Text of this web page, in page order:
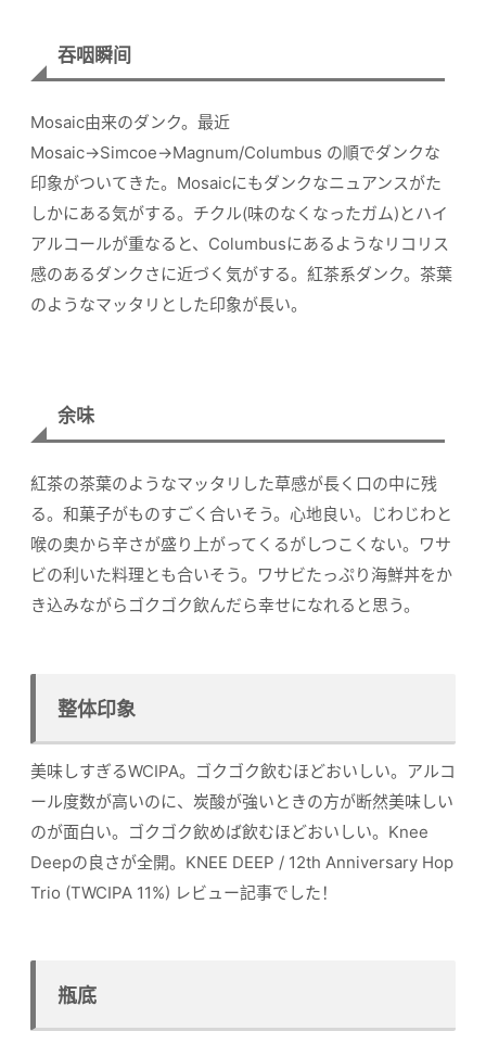
吞咽瞬间
Mosaic由来のダンク。最近
Mosaic→Simcoe→Magnum/Columbus の順でダンクな
印象がついてきた。Mosaicにもダンクなニュアンスがた
しかにある気がする。チクル(味のなくなったガム)とハイ
アルコールが重なると、Columbusにあるようなリコリス
感のあるダンクさに近づく気がする。紅茶系ダンク。茶葉
のようなマッタリとした印象が長い。
余味
紅茶の茶葉のようなマッタリした草感が長く口の中に残
る。和菓子がものすごく合いそう。心地良い。じわじわと
喉の奥から辛さが盛り上がってくるがしつこくない。ワサ
ビの利いた料理とも合いそう。ワサビたっぷり海鮮丼をか
き込みながらゴクゴク飲んだら幸せになれると思う。
整体印象
美味しすぎるWCIPA。ゴクゴク飲むほどおいしい。アルコ
ール度数が高いのに、炭酸が強いときの方が断然美味しい
のが面白い。ゴクゴク飲めば飲むほどおいしい。Knee
Deepの良さが全開。KNEE DEEP / 12th Anniversary Hop
Trio (TWCIPA 11%) レビュー記事でした！
瓶底